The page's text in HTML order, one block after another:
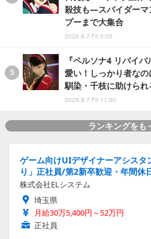
殺技も―スパイダーマ
プーまで大集合
2026.8.7 Fri 0:05
『ペルソナ4 リバイ
愛い！しっかり者な
馴染・千枝に助けられ
2026.8.7 Fri 11:00
ランキングをも
ゲーム向けUIデザイナーアシスタ
り」正社員/第2新卒歓迎・年間休
株式会社ELシステム
埼玉県
月給30万5,400円～52万円
正社員